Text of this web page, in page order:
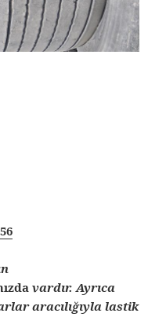
vardır. Ayrıca
aracılığıyla lastik